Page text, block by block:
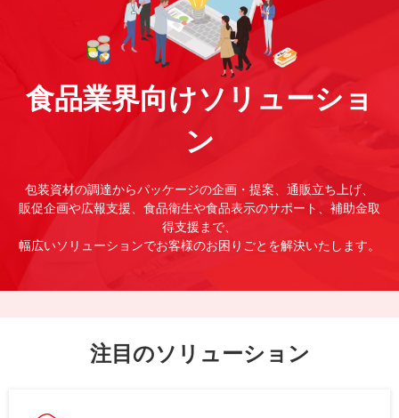
食品業界向けソリューショ
ン
包装資材の調達からパッケージの企画・提案、通販立ち上げ、
販促企画や広報支援、食品衛生や食品表示のサポート、補助金取
得支援まで、
幅広いソリューションでお客様のお困りごとを解決いたします。
注目のソリューション